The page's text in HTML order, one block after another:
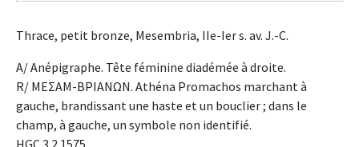
Thrace, petit bronze, Mesembria, IIe-Ier s. av. J.-C.
A/ Anépigraphe. Tête féminine diadémée à droite.
R/ ΜΕΣΑΜ-ΒΡΙΑΝΩΝ. Athéna Promachos marchant à
gauche, brandissant une haste et un bouclier ; dans le
champ, à gauche, un symbole non identifié.